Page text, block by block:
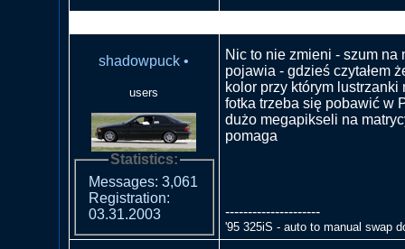
shadowpuck •
users
Statistics:
Messages: 3,061
Registration:
03.31.2003
Nic to nie zmieni - szum na
pojawia - gdzieś czytałem
kolor przy którym
fotka trzeba się pobawić w
dużo megapikseli na
pomaga
---------------------
'95 325iS - auto to manual swap